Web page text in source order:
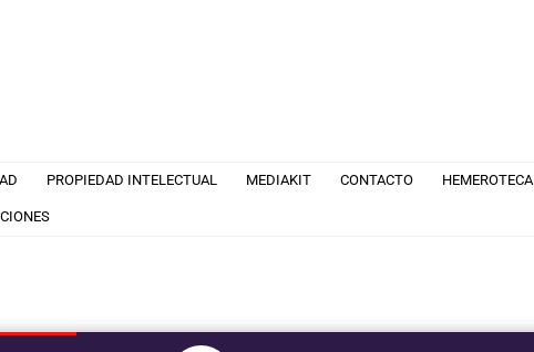
PROPIEDAD INTELECTUAL MEDIAKIT CONTACTO HEMEROTECA